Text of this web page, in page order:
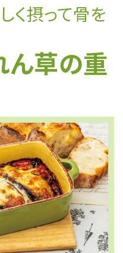
く摂って骨を
ん草の重